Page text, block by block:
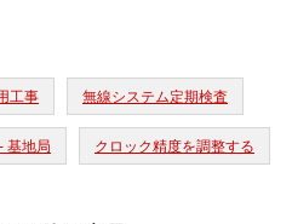
工事 無線システム定期検査
基地局 クロック精度を調整する